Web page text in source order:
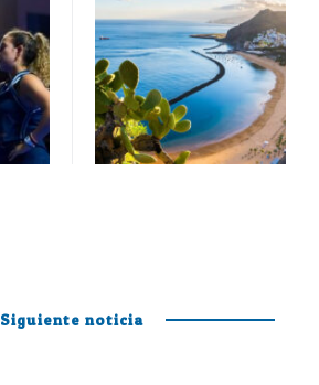
Siguiente noticia